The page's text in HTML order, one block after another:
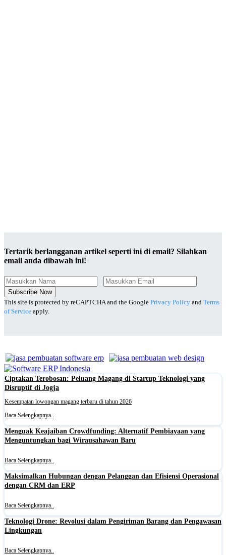
Tertarik berlangganan artikel seperti ini di email? Silahkan
email anda dibawah ini!
Subscribe Now
This site is protected by reCAPTCHA and the Google Privacy Policy and Terms
of Service apply.
Ciptakan Terobosan: Peluang Magang di Startup Teknologi yang
Disruptif di Jogja
Kesempatan lowongan magang terbaru di tahun 2026
Baca Selengkapnya..
Menguak Keajaiban Crowdfunding: Alternatif Pembiayaan yang
Menguntungkan bagi Wirausahawan Baru
Baca Selengkapnya..
Maksimalkan Hubungan dengan Pelanggan dan Efisiensi Operasional
dengan CRM dan ERP
Baca Selengkapnya..
Teknologi Drone: Revolusi dalam Pengiriman Barang dan Pengawasan
Lingkungan
Baca Selengkapnya..